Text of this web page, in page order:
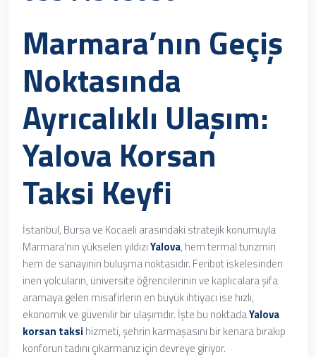
Marmara’nın Geçiş
Noktasında
Ayrıcalıklı Ulaşım:
Yalova Korsan
Taksi Keyfi
İstanbul, Bursa ve Kocaeli arasındaki stratejik konumuyla
Marmara’nın yükselen yıldızıYalova, hem termal turizmin
hem de sanayinin buluşma noktasıdır. Feribot iskelesinden
inen yolcuların, üniversite öğrencilerinin ve kaplıcalara şifa
aramaya gelen misafirlerin en büyük ihtiyacı ise hızlı,
ekonomik ve güvenilir bir ulaşımdır. İşte bu noktadaYalova
korsan taksi hizmeti, şehrin karmaşasını bir kenara bırakıp
konforun tadını çıkarmanız için devreye giriyor.